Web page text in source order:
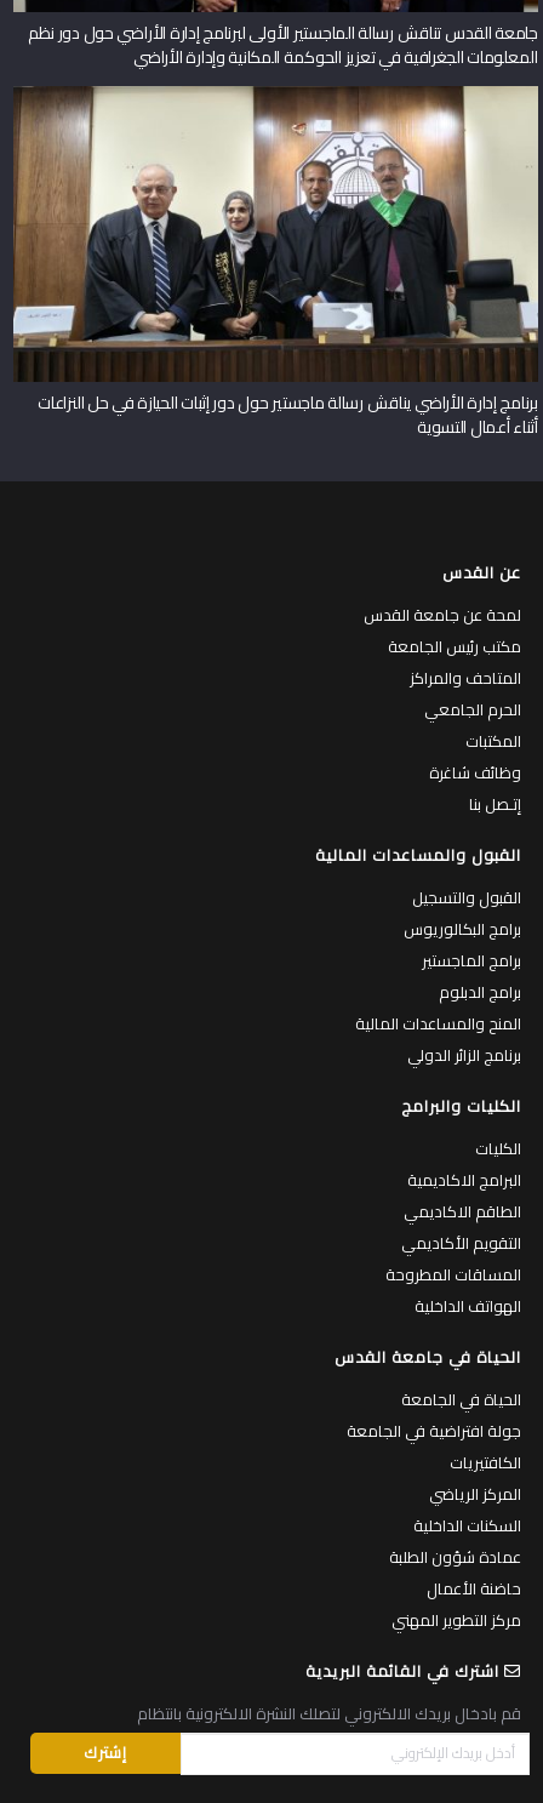
جامعة القدس تناقش رسالة الماجستير الأولى لبرنامج إدارة الأراضي حول دور نظم
المعلومات الجغرافية في تعزيز الحوكمة المكانية وإدارة الأراضي
برنامج إدارة الأراضي يناقش رسالة ماجستير حول دور إثبات الحيازة في حل النزاعات
أثناء أعمال التسوية
عن القدس
لمحة عن جامعة القدس
مكتب رئيس الجامعة
المتاحف والمراكز
الحرم الجامعي
المكتبات
وظائف شاغرة
إتـصل بنا
القبول والمساعدات المالية
القبول والتسجيل
برامج البكالوريوس
برامج الماجستير
برامج الدبلوم
المنح والمساعدات المالية
برنامج الزائر الدولي
الكليات والبرامج
الكليات
البرامج الاكاديمية
الطاقم الاكاديمي
التقويم الأكاديمي
المساقات المطروحة
الهواتف الداخلية
الحياة في جامعة القدس
الحياة في الجامعة
جولة افتراضية في الجامعة
الكافتيريات
المركز الرياضي
السكنات الداخلية
عمادة شؤون الطلبة
حاضنة الأعمال
مركز التطوير المهني
اشترك في القائمة البريدية
قم بادخال بريدك الالكتروني لتصلك النشرة الالكترونية بانتظام